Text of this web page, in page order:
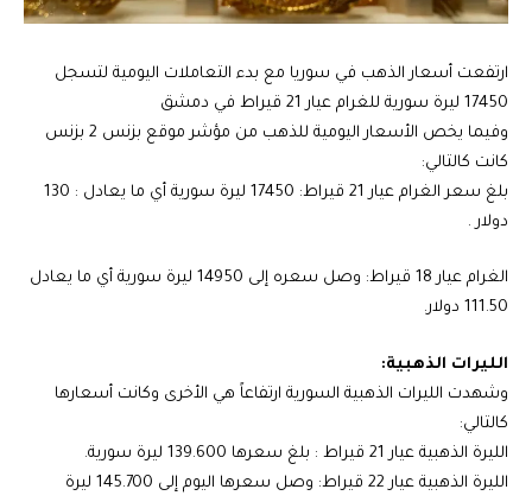
ارتفعت أسعار الذهب في سوريا مع بدء التعاملات اليومية لتسجل
17450 ليرة سورية للغرام عيار 21 قيراط في دمشق
وفيما يخص الأسعار اليومية للذهب من مؤشر موقع بزنس 2 بزنس
كانت كالتالي:
بلغ سعر الغرام عيار 21 قيراط: 17450 ليرة سورية أي ما يعادل : 130
دولار .
الغرام عيار 18 قيراط: وصل سعره إلى 14950 ليرة سورية أي ما يعادل
111.50 دولار.
الليرات الذهبية:
وشهدت الليرات الذهبية السورية ارتفاعاً هي الأخرى وكانت أسعارها
كالتالي:
الليرة الذهبية عيار 21 قيراط : بلغ سعرها 139.600 ليرة سورية.
الليرة الذهبية عيار 22 قيراط: وصل سعرها اليوم إلى 145.700 ليرة